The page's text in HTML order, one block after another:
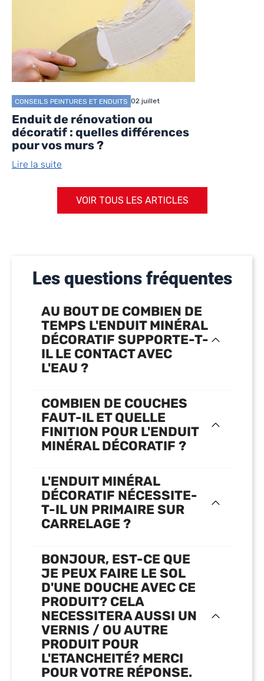
CONSEILS PEINTURES ET ENDUITS 02 juillet
Enduit de rénovation ou
décoratif : quelles différences
pour vos murs ?
Lire la suite
VOIR TOUS LES ARTICLES
Les questions fréquentes
AU BOUT DE COMBIEN DE
TEMPS L'ENDUIT MINÉRAL
DÉCORATIF SUPPORTE-T-
IL LE CONTACT AVEC
L'EAU ?
COMBIEN DE COUCHES
FAUT-IL ET QUELLE
FINITION POUR L'ENDUIT
MINÉRAL DÉCORATIF ?
L'ENDUIT MINÉRAL
DÉCORATIF NÉCESSITE-
T-IL UN PRIMAIRE SUR
CARRELAGE ?
BONJOUR, EST-CE QUE
JE PEUX FAIRE LE SOL
D'UNE DOUCHE AVEC CE
PRODUIT? CELA
NECESSITERA AUSSI UN
VERNIS / OU AUTRE
PRODUIT POUR
L'ETANCHEITÉ? MERCI
POUR VOTRE RÉPONSE.